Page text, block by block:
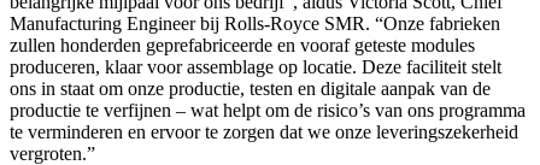
Manufacturing Engineer bij Rolls-Royce SMR. “Onze fabrieken
zullen honderden geprefabriceerde en vooraf geteste modules
produceren, klaar voor assemblage op locatie. Deze faciliteit stelt
ons in staat om onze productie, testen en digitale aanpak van de
productie te verfijnen – wat helpt om de risico’s van ons programma
te verminderen en ervoor te zorgen dat we onze leveringszekerheid
vergroten.”